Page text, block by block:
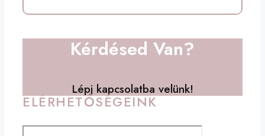
Kérdésed Van?
Lépj kapcsolatba velünk!
ELÉRHETŐSÉGEINK